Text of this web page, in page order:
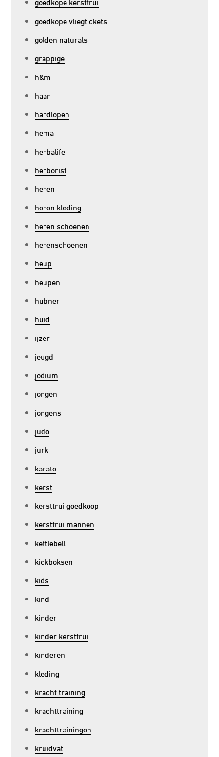
goedkope vliegtickets
golden naturals
grappige
h&m
haar
hardlopen
hema
herbalife
herborist
heren
heren kleding
heren schoenen
herenschoenen
heup
heupen
hubner
huid
ijzer
jeugd
jodium
jongen
jongens
judo
jurk
karate
kerst
kersttrui goedkoop
kersttrui mannen
kettlebell
kickboksen
kids
kind
kinder
kinder kersttrui
kinderen
kleding
kracht training
krachttraining
krachttrainingen
kruidvat